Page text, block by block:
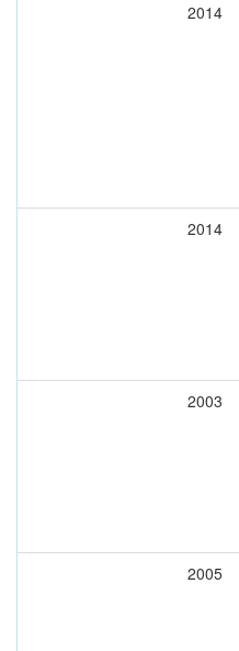
2014
2014
2003
2005